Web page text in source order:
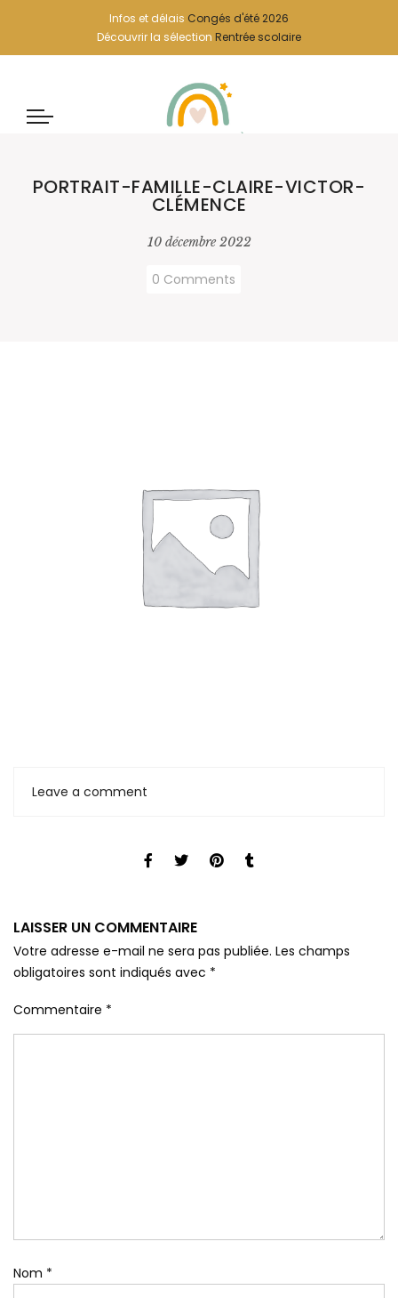
Infos et délais Congés d'été 2026
Découvrir la sélection Rentrée scolaire
PORTRAIT-FAMILLE-CLAIRE-VICTOR-
CLÉMENCE
10 décembre 2022
0 Comments
Leave a comment
LAISSER UN COMMENTAIRE
Votre adresse e-mail ne sera pas publiée. Les champs
obligatoires sont indiqués avec *
Commentaire *
Nom *